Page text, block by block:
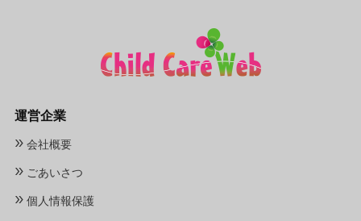
運営企業
» 会社概要
» ごあいさつ
» 個人情報保護